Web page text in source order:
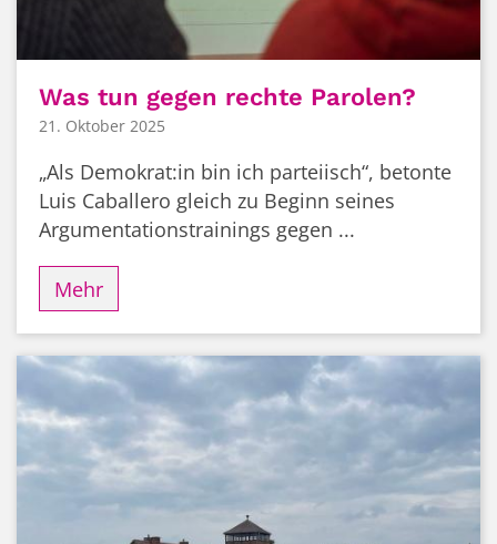
Was tun gegen rechte Parolen?
21. Oktober 2025
„Als Demokrat:in bin ich parteiisch“, betonte
Luis Caballero gleich zu Beginn seines
Argumentationstrainings gegen ...
Mehr